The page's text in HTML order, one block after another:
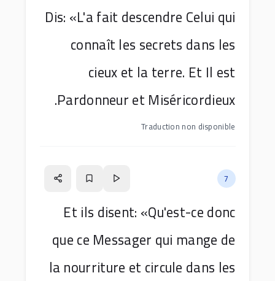
Dis: «L'a fait descendre Celui qui
connaît les secrets dans les
cieux et la terre. Et Il est
Pardonneur et Miséricordieux.
Traduction non disponible
7
Et ils disent: «Qu'est-ce donc
que ce Messager qui mange de
la nourriture et circule dans les